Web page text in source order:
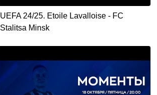
UEFA 24/25. Etoile Lavalloise - FC
Stalitsa Minsk